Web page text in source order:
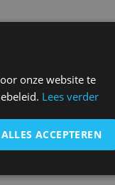
onze website te
Lees verder
ALLES ACCEPTEREN